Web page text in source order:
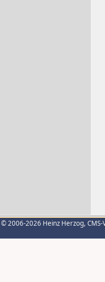
© 2006-2026 Heinz Herzog,